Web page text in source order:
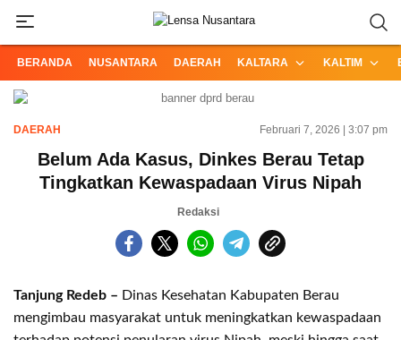
BERANDA NUSANTARA DAERAH KALTARA KALTIM
DAERAH Februari 7, 2026 | 3:07 pm
Belum Ada Kasus, Dinkes Berau Tetap
Tingkatkan Kewaspadaan Virus Nipah
Redaksi
Tanjung Redeb – Dinas Kesehatan Kabupaten Berau
mengimbau masyarakat untuk meningkatkan kewaspadaan